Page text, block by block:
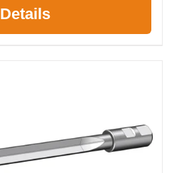
Details